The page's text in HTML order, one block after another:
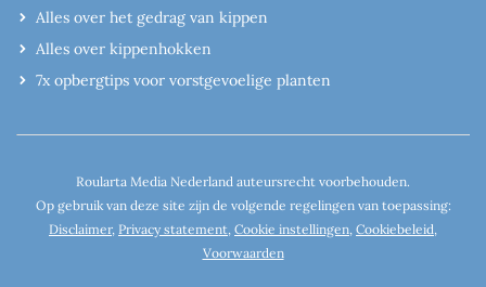
Alles over het gedrag van kippen
Alles over kippenhokken
7x opbergtips voor vorstgevoelige planten
Roularta Media Nederland auteursrecht voorbehouden.
Op gebruik van deze site zijn de volgende regelingen van toepassing:
Disclaimer, Privacy statement Cookie instellingen Cookiebeleid
Voorwaarden